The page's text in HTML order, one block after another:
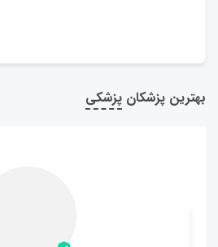
بهترین پزشکان پزشکی